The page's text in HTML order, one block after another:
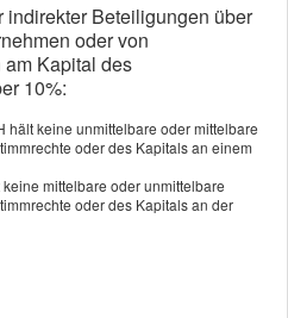
Beteiligungen über
oder von
Kapital des
10%:
hält keine unmittelbare oder mittelbare
oder des Kapitals an einem
mittelbare oder unmittelbare
oder des Kapitals an der